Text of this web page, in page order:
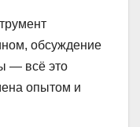
обсуждение
— всё это
опытом и